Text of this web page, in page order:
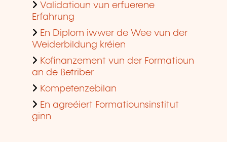
Validatioun vun erfuerene
Erfahrung
En Diplom iwwer de Wee vun der
Weiderbildung kréien
Kofinanzement vun der Formatioun
an de Betriber
Kompetenzebilan
En agreéiert Formatiounsinstitut
ginn